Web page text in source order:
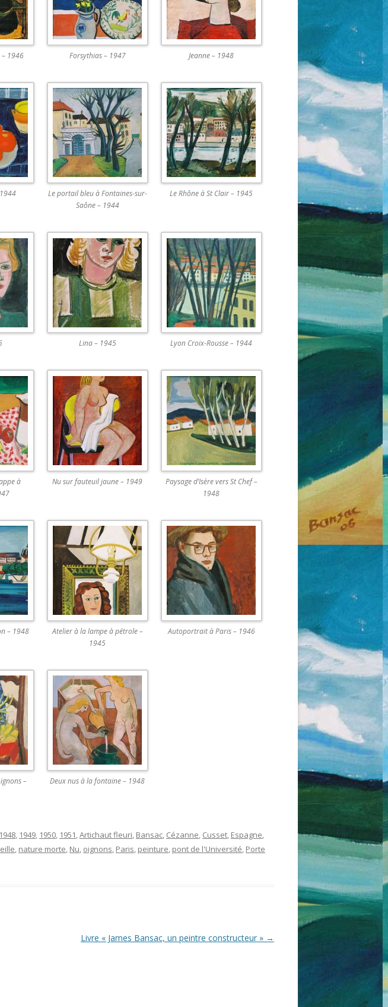
– 1946 Forsythias – 1947 Jeanne – 1948
Le portail bleu à Fontaines-sur-
Saône – 1944
Le Rhône à St Clair – 1945
Lina – 1945 Lyon Croix-Rousse – 1944
à
Nu sur fauteuil jaune – 1949
Paysage d’Isère vers St Chef –
1948
– 1948
Atelier à la lampe à pétrole –
1945
Autoportrait à Paris – 1946
–
Deux nus à la fontaine – 1948
1948, 1949, 1950, 1951,Artichaut fleuri, Bansac, Cézanne, Cusset, Espagne,
, nature morte, Nu, oignons, Paris, peinture, pont de l'Université, Porte
Livre « James Bansac, un peintre constructeur » →